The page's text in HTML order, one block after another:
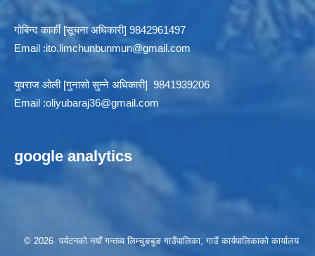
गोबिन्द कार्की [सूचना अधिकारी] 9842961497
Email :ito.limchunbunmun@gmail.com
युवराज ओली [गुनासो सुन्ने अधिकारी] 9841939206
Email :oliyubaraj36@gmail.com
google analytics
© 2026 पर्यटनको नयाँ गन्तव्य लिम्चुङबुङ गाउँपालिका, गाउँ कार्यपालिकाको कार्यालय